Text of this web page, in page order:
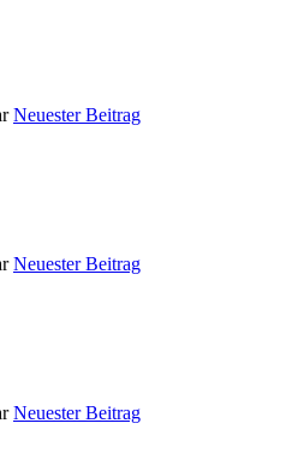
Neuester Beitrag
Neuester Beitrag
Neuester Beitrag